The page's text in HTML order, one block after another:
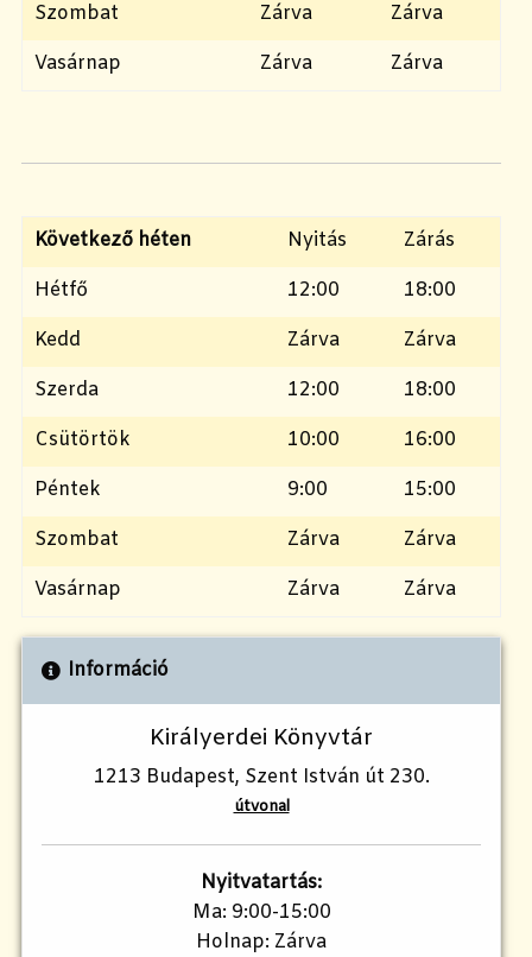
Szombat
Zárva
Zárva
Vasárnap
Zárva Zárva
Következő héten Nyitás
Zárás
Hétfő
12:00
18:00
Kedd
Zárva
Zárva
Szerda
12:00
18:00
Csütörtök
10:00
16:00
Péntek
9:00
15:00
Szombat
Zárva
Zárva
Vasárnap
Zárva Zárva
Információ
Királyerdei Könyvtár
1213 Budapest, Szent István út 230.
útvonal
Nyitvatartás:
Ma: 9:00-15:00
Holnap: Zárva